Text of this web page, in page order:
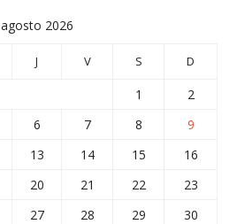
agosto 2026
J V S D
1
2
6 7 8
9
13 14 15
16
20 21 22
23
27 28 29
30